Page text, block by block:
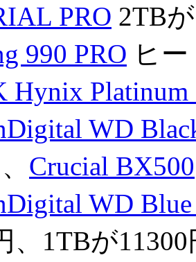
PRO 2TB
990 PRO ヒ
Hynix Platinum
WD
Crucial BX500
WD
、1TBが